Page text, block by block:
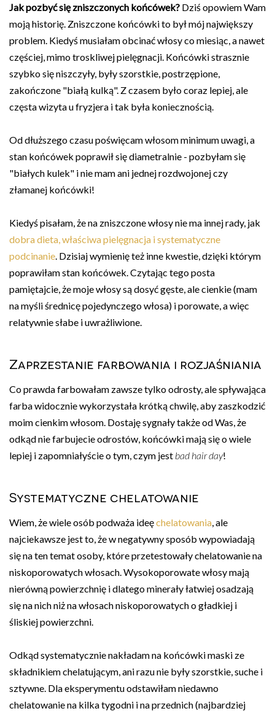
Jak pozbyć się zniszczonych końcówek? Dziś opowiem Wam
moją historię. Zniszczone końcówki to był mój największy
problem. Kiedyś musiałam obcinać włosy co miesiąc, a nawet
częściej, mimo troskliwej pielęgnacji. Końcówki strasznie
szybko się niszczyły, były szorstkie, postrzępione,
zakończone "białą kulką". Z czasem było coraz lepiej, ale
częsta wizyta u fryzjera i tak była koniecznością.
Od dłuższego czasu poświęcam włosom minimum uwagi, a
stan końcówek poprawił się diametralnie - pozbyłam się
"białych kulek" i nie mam ani jednej rozdwojonej czy
złamanej końcówki!
Kiedyś pisałam, że na zniszczone włosy nie ma innej rady, jak
dobra dieta, właściwa pielęgnacja i systematyczne
podcinanie . Dzisiaj wymienię też inne kwestie, dzięki którym
poprawiłam stan końcówek. Czytając tego posta
pamiętajcie, że moje włosy są dosyć gęste, ale cienkie (mam
na myśli średnicę pojedynczego włosa) i porowate, a więc
relatywnie słabe i uwrażliwione.
Zaprzestanie farbowania i rozjaśniania
Co prawda farbowałam zawsze tylko odrosty, ale spływająca
farba widocznie wykorzystała krótką chwilę, aby zaszkodzić
moim cienkim włosom. Dostaję sygnały także od Was, że
odkąd nie farbujecie odrostów, końcówki mają się o wiele
lepiej i zapomniałyście o tym, czym jest bad hair day!
Systematyczne chelatowanie
Wiem, że wiele osób podważa ideęchelatowania , ale
najciekawsze jest to, że w negatywny sposób wypowiadają
się na ten temat osoby, które przetestowały chelatowanie na
niskoporowatych włosach. Wysokoporowate włosy mają
nierówną powierzchnię i dlatego minerały łatwiej osadzają
się na nich niż na włosach niskoporowatych o gładkiej i
śliskiej powierzchni.
Odkąd systematycznie nakładam na końcówki maski ze
składnikiem chelatującym, ani razu nie były szorstkie, suche i
sztywne. Dla eksperymentu odstawiłam niedawno
chelatowanie na kilka tygodni i na przednich (najbardziej